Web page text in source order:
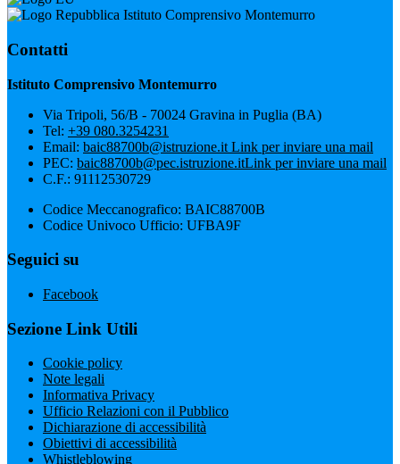
Istituto Comprensivo Montemurro
Contatti
Istituto Comprensivo Montemurro
Via Tripoli, 56/B - 70024 Gravina in Puglia (BA)
Tel: +39 080.3254231
Email: baic88700b@istruzione.it Link per inviare una mail
PEC: baic88700b@pec.istruzione.itLink per inviare una mail
C.F.: 91112530729
Codice Meccanografico: BAIC88700B
Codice Univoco Ufficio: UFBA9F
Seguici su
Facebook
Sezione Link Utili
Cookie policy
Note legali
Informativa Privacy
Ufficio Relazioni con il Pubblico
Dichiarazione di accessibilità
Obiettivi di accessibilità
Whistleblowing